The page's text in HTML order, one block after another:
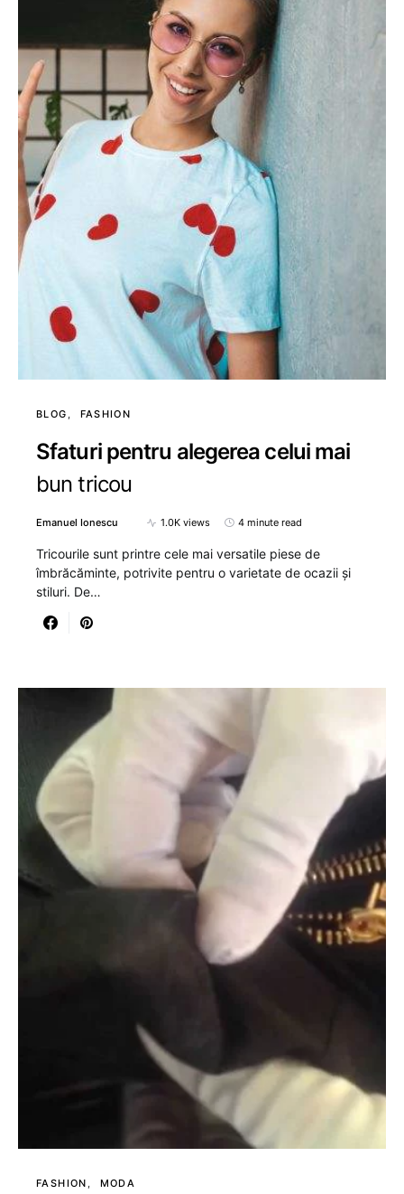
BLOG FASHION
Sfaturi pentru alegerea celui mai
bun tricou
Emanuel Ionescu 1.0K views 4 minute read
Tricourile sunt printre cele mai versatile piese de
îmbrăcăminte, potrivite pentru o varietate de ocazii și
stiluri. De…
FASHION MODA